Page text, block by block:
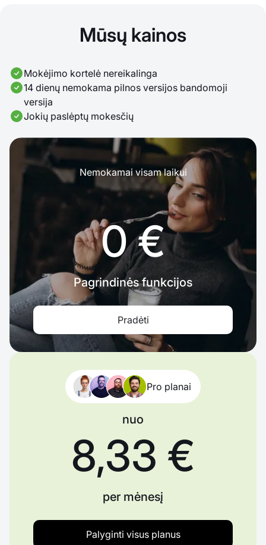
Mūsų kainos
Mokėjimo kortelė nereikalinga
14 dienų nemokama pilnos versijos bandomoji
versija
Jokių paslėptų mokesčių
Nemokamai visam laikui
0 €
Pagrindinės funkcijos
Pradėti
Pro planai
nuo
8,33 €
per mėnesį
Palyginti visus planus